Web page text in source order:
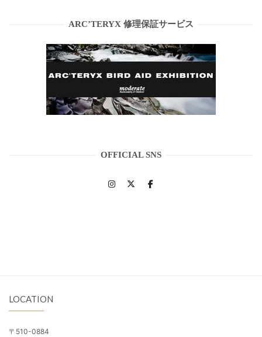
ARC’TERYX 修理保証サービス
OFFICIAL SNS
LOCATION
〒510-0884